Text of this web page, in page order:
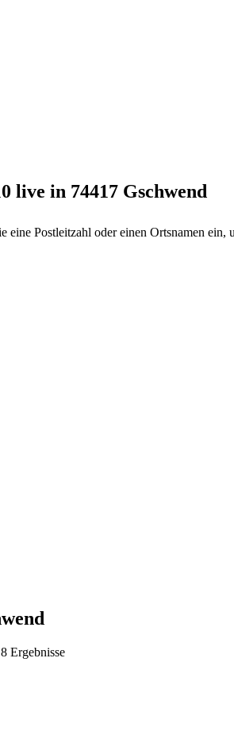
live in 74417 Gschwend
eine Postleitzahl oder einen Ortsnamen
Ergebnisse